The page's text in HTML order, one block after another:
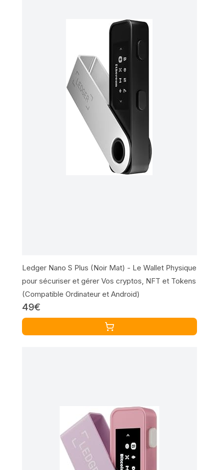
Ledger Nano S Plus (Noir Mat) - Le Wallet Physique
pour sécuriser et gérer Vos cryptos, NFT et Tokens
(Compatible Ordinateur et Android)
49€